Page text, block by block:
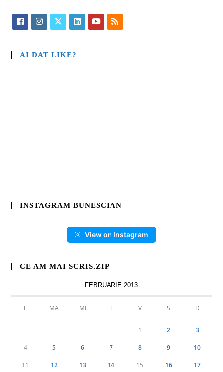
AI DAT LIKE?
INSTAGRAM BUNESCIAN
View on Instagram
CE AM MAI SCRIS.ZIP
FEBRUARIE 2013
L MA MI J V S D
1 2 3
4 5 6 7 8 9 10
11 12 13 14 15 16 17